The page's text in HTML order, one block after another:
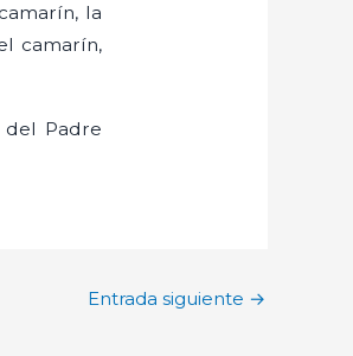
la
camarín,
del Padre
Entrada siguiente →